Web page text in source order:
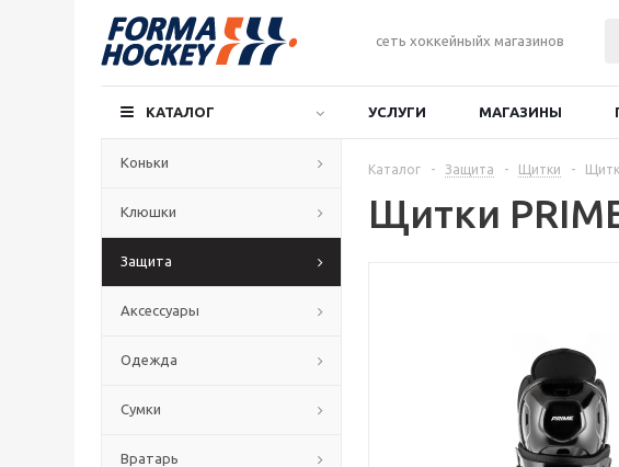
сеть хоккейныйх магазинов
КАТАЛОГ УСЛУГИ МАГАЗИНЫ
Коньки
Клюшки
Защита
Аксессуары
Одежда
Сумки
Вратарь
Каталог - Защита - Щитки -
Щитки